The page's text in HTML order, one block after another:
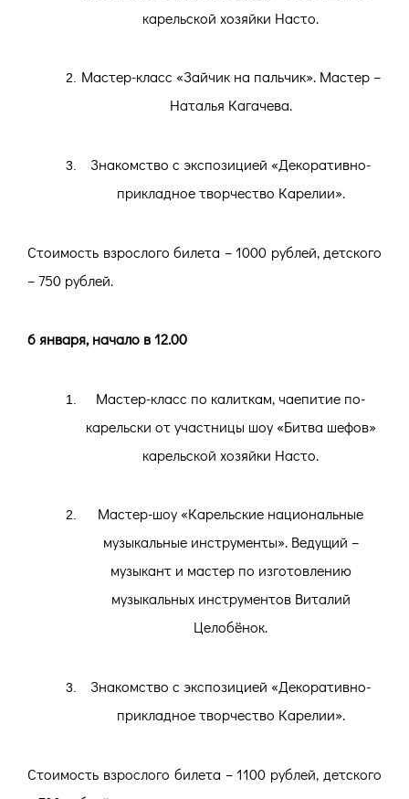
карельской хозяйки Насто.
Мастер-класс «Зайчик на пальчик». Мастер –
Наталья Кагачева.
Знакомство с экспозицией «Декоративно-
прикладное творчество Карелии».
Стоимость взрослого билета – 1000 рублей, детского
– 750 рублей.
6 января, начало в 12.00
Мастер-класс по калиткам, чаепитие по-
карельски от участницы шоу «Битва шефов»
карельской хозяйки Насто.
Мастер-шоу «Карельские национальные
музыкальные инструменты». Ведущий –
музыкант и мастер по изготовлению
музыкальных инструментов Виталий
Целобёнок.
Знакомство с экспозицией «Декоративно-
прикладное творчество Карелии».
Стоимость взрослого билета – 1100 рублей, детского